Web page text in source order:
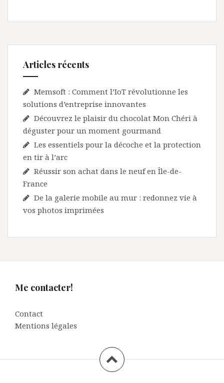
Articles récents
Memsoft : Comment l’IoT révolutionne les
solutions d’entreprise innovantes
Découvrez le plaisir du chocolat Mon Chéri à
déguster pour un moment gourmand
Les essentiels pour la décoche et la protection
en tir à l’arc
Réussir son achat dans le neuf en Île-de-
France
De la galerie mobile au mur : redonnez vie à
vos photos imprimées
Me contacter!
Contact
Mentions légales